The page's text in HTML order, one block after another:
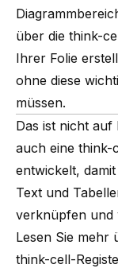
über die think-
Ihrer Folie
ohne diese
müssen.
Das ist nicht
auch eine think-
entwickelt,
Text und
verknüpfen und
Lesen Sie mehr
think-cell-